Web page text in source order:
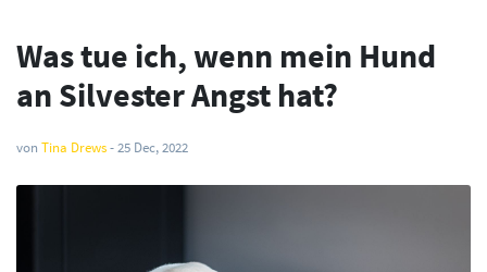
Was tue ich, wenn mein Hund
an Silvester Angst hat?
von Tina Drews-25 Dec, 2022